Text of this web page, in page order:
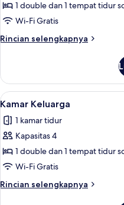
Kamar
Keluarga
1 double dan 1 tempat tidur
Wi-Fi Gratis
Rincian selengkapnya
Rincian
Kamar
Keluarga
Lihat
semua
foto
untuk
Kamar
Keluarga
4
Kamar Keluarga
1 kamar tidur
Kapasitas 4
1 double dan 1 tempat tidur
Wi-Fi Gratis
Rincian selengkapnya
Rincian